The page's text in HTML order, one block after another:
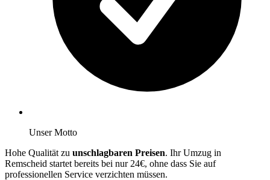
Unser Motto
Hohe Qualität zu unschlagbaren Preisen. Ihr Umzug in
Remscheid startet bereits bei nur 24€, ohne dass Sie auf
professionellen Service verzichten müssen.